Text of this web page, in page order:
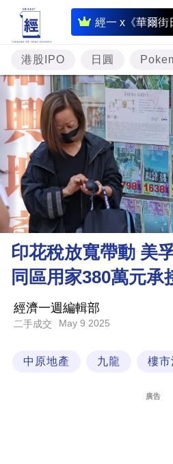
經一 x《華爾街
即
時
財
經
專
題
投
資
樓
市
理
財
商
業
科
港股IPO 日圓
印花稅放寬帶動 美
同區用家380萬元承
經濟一週編輯部
二手成交 May 9 2025
中原地產 九龍 樓市
廣告